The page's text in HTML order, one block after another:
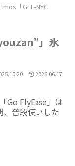
「GEL-NYC
」氷
2026.06.17
Go FlyEase」は
、普段使いした